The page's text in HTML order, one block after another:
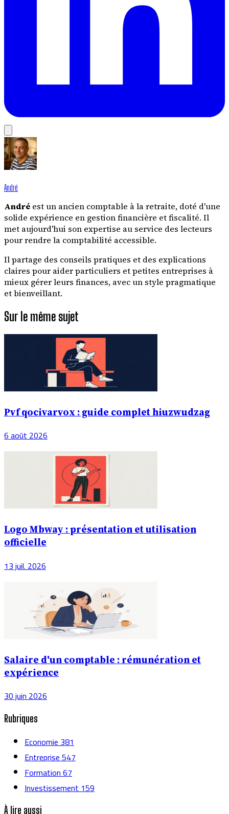
André
André est un ancien comptable à la retraite, doté d'une
solide expérience en gestion financière et fiscalité. Il
met aujourd'hui son expertise au service des lecteurs
pour rendre la comptabilité accessible.
Il partage des conseils pratiques et des explications
claires pour aider particuliers et petites entreprises à
mieux gérer leurs finances, avec un style pragmatique
et bienveillant.
Sur le même sujet
Pvf qocivarvox : guide complet hiuzwudzag
6 août 2026
Logo Mbway : présentation et utilisation
officielle
13 juil. 2026
Salaire d'un comptable : rémunération et
expérience
30 juin 2026
Rubriques
Economie381
Entreprise547
Formation67
Investissement159
À lire aussi